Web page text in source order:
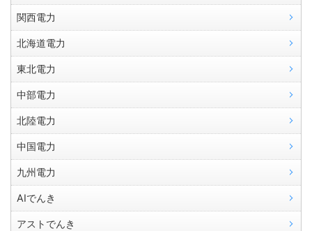
関西電力
北海道電力
東北電力
中部電力
北陸電力
中国電力
九州電力
AIでんき
アストでんき